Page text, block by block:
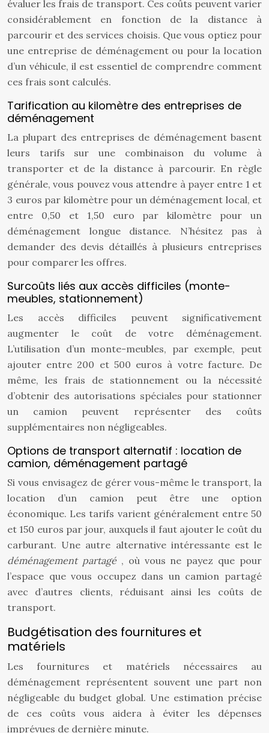
évaluer les frais de transport. Ces coûts peuvent varier
considérablement en fonction de la distance à
parcourir et des services choisis. Que vous optiez pour
une entreprise de déménagement ou pour la location
d’un véhicule, il est essentiel de comprendre comment
ces frais sont calculés.
Tarification au kilomètre des entreprises de
déménagement
La plupart des entreprises de déménagement basent
leurs tarifs sur une combinaison du volume à
transporter et de la distance à parcourir. En règle
générale, vous pouvez vous attendre à payer entre 1 et
3 euros par kilomètre pour un déménagement local, et
entre 0,50 et 1,50 euro par kilomètre pour un
déménagement longue distance. N’hésitez pas à
demander des devis détaillés à plusieurs entreprises
pour comparer les offres.
Surcoûts liés aux accès difficiles (monte-
meubles, stationnement)
Les accès difficiles peuvent significativement
augmenter le coût de votre déménagement.
L’utilisation d’un monte-meubles, par exemple, peut
ajouter entre 200 et 500 euros à votre facture. De
même, les frais de stationnement ou la nécessité
d’obtenir des autorisations spéciales pour stationner
un camion peuvent représenter des coûts
supplémentaires non négligeables.
Options de transport alternatif : location de
camion, déménagement partagé
Si vous envisagez de gérer vous-même le transport, la
location d’un camion peut être une option
économique. Les tarifs varient généralement entre 50
et 150 euros par jour, auxquels il faut ajouter le coût du
carburant. Une autre alternative intéressante est le
déménagement partagé , où vous ne payez que pour
l’espace que vous occupez dans un camion partagé
avec d’autres clients, réduisant ainsi les coûts de
transport.
Budgétisation des fournitures et
matériels
Les fournitures et matériels nécessaires au
déménagement représentent souvent une part non
négligeable du budget global. Une estimation précise
de ces coûts vous aidera à éviter les dépenses
imprévues de dernière minute.